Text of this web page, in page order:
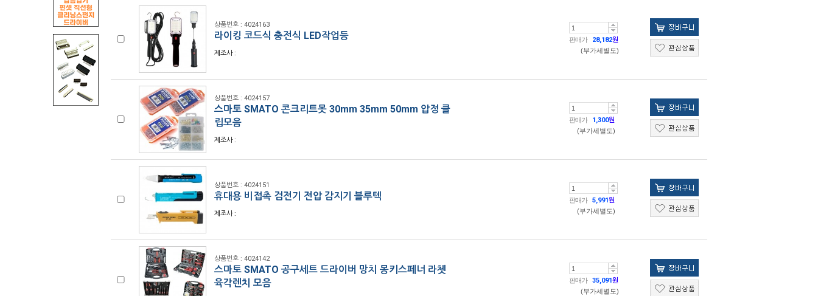
상품번호 : 4024163
라이킹 코드식 충전식 LED작업등
제조사 :
판매가 28,182원
(부가세별도)
상품번호 : 4024157
스마토 SMATO 콘크리트못 30mm 35mm 50mm 압정 클
립모음
제조사 :
판매가 1,300원
(부가세별도)
상품번호 : 4024151
휴대용 비접촉 검전기 전압 감지기 블루텍
제조사 :
판매가 5,991원
(부가세별도)
상품번호 : 4024142
스마토 SMATO 공구세트 드라이버 망치 몽키스페너 라쳇
육각렌치 모음
판매가 35,091원
(부가세별도)